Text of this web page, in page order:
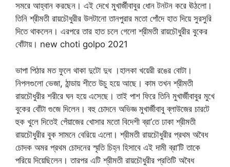
সমরে আহ্বান করছেন। এই দেখে মুখার্জীবাবুর ধোন টনটন করে ঊঠলো।
তিনি শ্রীমতী রায়চৌধুরীর উলটানো তানপুরার মতো পোঁদে হাত দিয়ে সুরসুরি
দিতে থাকলেন। এরপরে তার হাত চলে গেলো শ্রীমতী রায়চৌধুরীর বুকের
বোঁটায়। new choti golpo 2021
ভাপা পিঠার মত ফুলে থাকা দুটো দুধ ।হালকা খয়েরী রঙের বোটা।
নিপলগুলো ভেজা, ঠান্ডায় শীতে উচু হয়ে আছে। কাম তখন শ্রীমতী
রায়চৌধুরীর শরীরে ঘন হয়ে এসেছে। তাই পাশ ফিরে তিনি মুখার্জীবাবুর মুখে
বুকের বোঁটা গুজে দিলেন। বহু চোদনে অভিজ্ঞ মুখার্জীবাবু ব্লাউজের চারটে
হুক খুলে দিতেই পেঁয়াজের খোসার মতো বিদেশী ব্রা’তে ঢাকা শ্রীমতী
রায়চৌধুরীর বুক সামনে বেরিয়ে এলো। শ্রীমতী রায়চৌধুরীর প্রথম অবৈধ
চোদক অমর প্রথম চোদনের স্মৃতি চিহ্ন হিসাবে এই দামী ব্রা’টি তাকে
পরিয়ে দিয়েছিলেন। তারপর এটি শ্রীমতী রায়চৌধুরীর প্রতিটি অবৈধ